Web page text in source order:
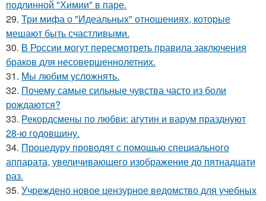
подлинной "Химии" в паре.
29. Три мифа о "Идеальных" отношениях, которые
мешают быть счастливыми.
30. В России могут пересмотреть правила заключения
браков для несовершеннолетних.
31. Мы любим усложнять.
32. Почему самые сильные чувства часто из боли
рождаются?
33. Рекордсмены по любви: агутин и варум празднуют
28-ю годовщину.
34. Процедуру проводят с помощью специального
аппарата, увеличивающего изображение до пятнадцати
раз.
35. Учреждено новое цензурное ведомство для учебных